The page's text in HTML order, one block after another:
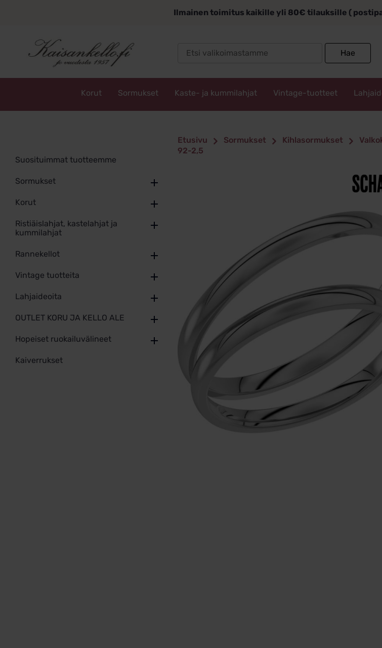
Ilmainen toimitus kaikille yli 80€ tilauksille (
Hae
Korut Sormukset Kaste- ja kummilahjat Vintage-tuotteet
Suosituimmat tuotteemme
Sormukset
Korut
Ristiäislahjat, kastelahjat ja
kummilahjat
Rannekellot
Vintage tuotteita
Lahjaideoita
OUTLET KORU JA KELLO ALE
Hopeiset ruokailuvälineet
Kaiverrukset
Etusivu Sormukset Kihlasormukset
92-2,5